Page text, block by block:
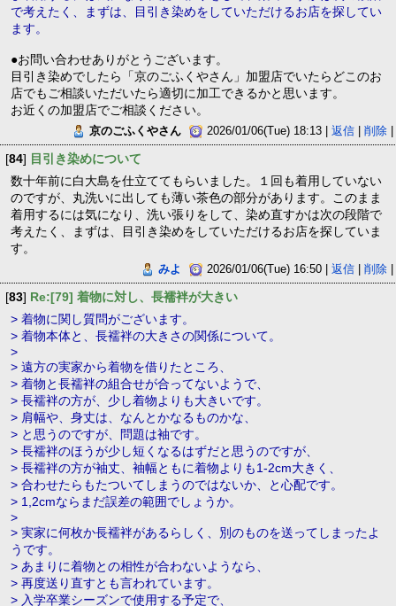
で考えたく、まずは、目引き染めをしていただけるお店を探してい
ます。
●お問い合わせありがとうございます。
目引き染めでしたら「京のごふくやさん」加盟店でいたらどこのお
店でもご相談いただいたら適切に加工できるかと思います。
お近くの加盟店でご相談ください。
京のごふくやさん 2026/01/06(Tue) 18:13 |返信 |削除
[84] 目引き染めについて
数十年前に白大島を仕立ててもらいました。１回も着用していない
のですが、丸洗いに出しても薄い茶色の部分があります。このまま
着用するには気になり、洗い張りをして、染め直すかは次の段階で
考えたく、まずは、目引き染めをしていただけるお店を探していま
す。
みよ 2026/01/06(Tue) 16:50 |返信 |削除
[83] Re:[79] 着物に対し、長襦袢が大きい
> 着物に関し質問がございます。
> 着物本体と、長襦袢の大きさの関係について。
>
> 遠方の実家から着物を借りたところ、
> 着物と長襦袢の組合せが合ってないようで、
> 長襦袢の方が、少し着物よりも大きいです。
> 肩幅や、身丈は、なんとかなるものかな、
> と思うのですが、問題は袖です。
> 長襦袢のほうが少し短くなるはずだと思うのですが、
> 長襦袢の方が袖丈、袖幅ともに着物よりも1-2cm大きく、
> 合わせたらもたついてしまうのではないか、と心配です。
> 1,2cmならまだ誤差の範囲でしょうか。
>
> 実家に何枚か長襦袢があるらしく、別のものを送ってしまったよ
うです。
> あまりに着物との相性が合わないようなら、
> 再度送り直すとも言われています。
> 入学卒業シーズンで使用する予定で、